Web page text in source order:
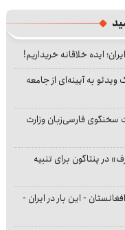
ایده خلاقانه خریداریم!
به آیینه‌ای از جامعه
سخنگوی فارسی‌زبان وزارت
در پنتاگون برای تنبیه
- این بار در ایران -